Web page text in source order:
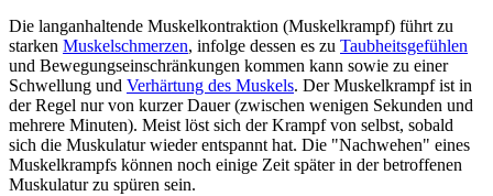
Die langanhaltende Muskelkontraktion (Muskelkrampf) führt zu
starken Muskelschmerzen, infolge dessen es zu Taubheitsgefühlen
und Bewegungseinschränkungen kommen kann sowie zu einer
Schwellung und Verhärtung des Muskels. Der Muskelkrampf ist in
der Regel nur von kurzer Dauer (zwischen wenigen Sekunden und
mehrere Minuten). Meist löst sich der Krampf von selbst, sobald
sich die Muskulatur wieder entspannt hat. Die "Nachwehen" eines
Muskelkrampfs können noch einige Zeit später in der betroffenen
Muskulatur zu spüren sein.